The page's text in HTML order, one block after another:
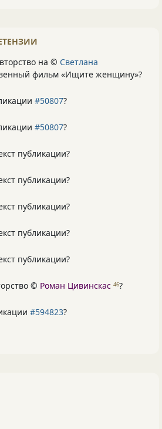
на © Светлана
фильм «Ищите женщину»?
#50807?
#50807?
публикации?
публикации?
публикации?
публикации?
публикации?
© Роман Цивинскас 46?
#594823?